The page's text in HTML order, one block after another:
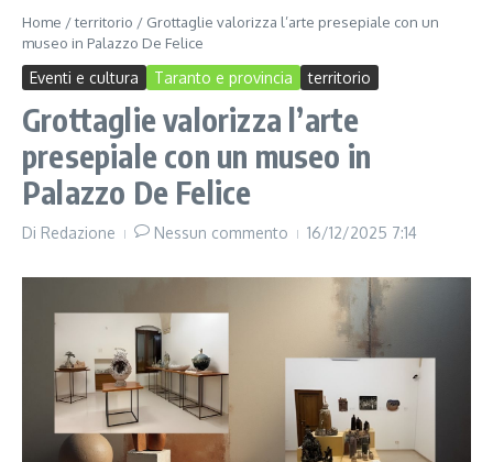
Home /territorio / Grottaglie valorizza l’arte presepiale con un
museo in Palazzo De Felice
Eventi e cultura Taranto e provincia territorio
Grottaglie valorizza l’arte
presepiale con un museo in
Palazzo De Felice
Di Redazione Nessun commento 16/12/2025 7:14